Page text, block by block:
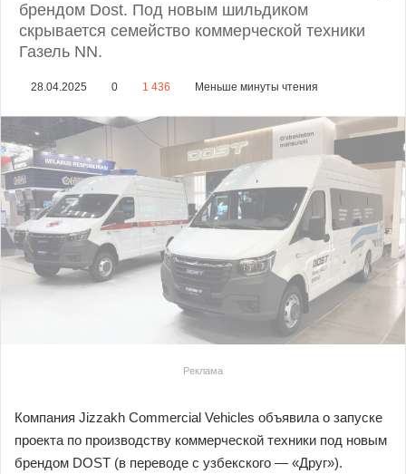
брендом Dost. Под новым шильдиком
скрывается семейство коммерческой техники
Газель NN.
28.04.2025 0 1 436 Меньше минуты чтения
Реклама
Компания Jizzakh Commercial Vehicles объявила о запуске
проекта по производству коммерческой техники под новым
брендом DOST (в переводе с узбекского — «Друг»).